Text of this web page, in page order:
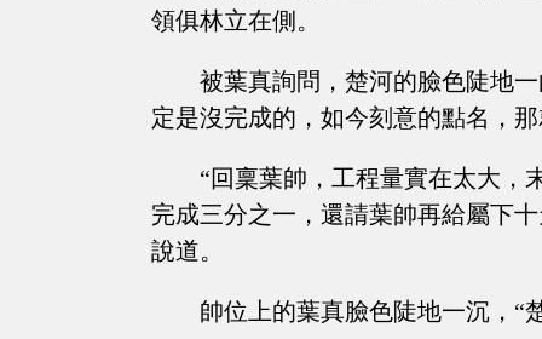
領俱林立在側。
被葉真詢問，楚河的臉色陡地
定是沒完成的，如今刻意的點名，
“回稟葉帥，工程量實在太大，
完成三分之一，還請葉帥再給屬下
說道。
帥位上的葉真臉色陡地一沉，“